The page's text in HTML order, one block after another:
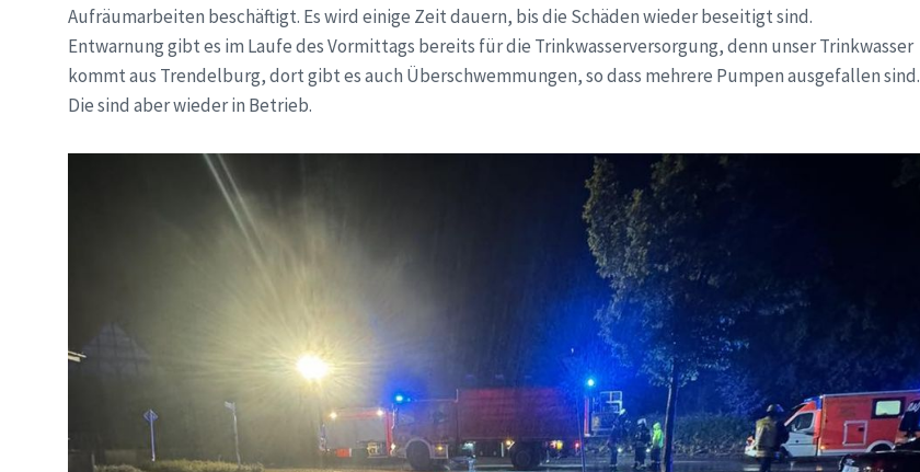
Aufräumarbeiten beschäftigt. Es wird einige Zeit dauern, bis die Schäden wieder beseitigt sind.
Entwarnung gibt es im Laufe des Vormittags bereits für die Trinkwasserversorgung, denn unser Trinkwasser
kommt aus Trendelburg, dort gibt es auch Überschwemmungen, so dass mehrere Pumpen ausgefallen sind.
Die sind aber wieder in Betrieb.